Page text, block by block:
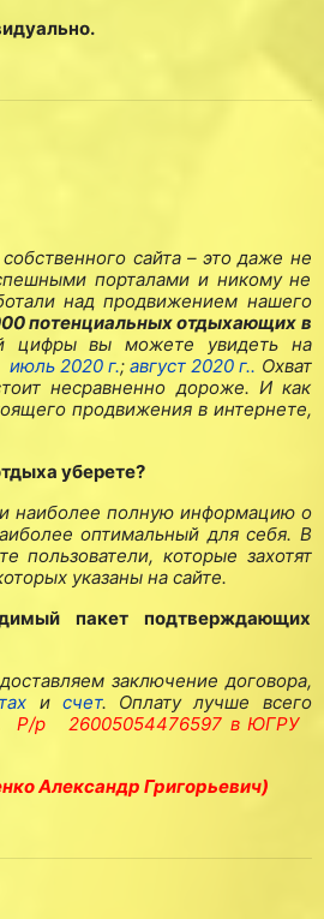
сайта – это даже не
порталами и никому не
над продвижением нашего
потенциальных отдыхающих в
цифры вы можете увидеть на
июль 2020 г.;август 2020 г.. Охват
несравненно дороже. И как
продвижения в интернете,
уберете?
наиболее полную информацию о
оптимальный для себя. В
которые захотят
указаны на сайте.
пакет подтверждающих
заключение договора,
и счет. Оплату лучше всего
Р/р
26005054476597 в ЮГРУ
Александр Григорьевич)